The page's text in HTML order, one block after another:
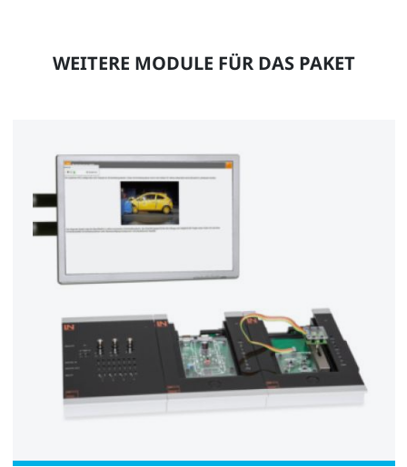
WEITERE MODULE FÜR DAS PAKET